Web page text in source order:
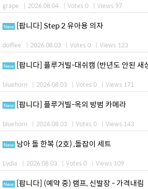
grape | 2026.08.04 | Votes 0 | Views 97
New [팝니다] Step 2 유아용 의자
dolflee | 2026.08.03 | Votes 0 | Views 123
New [팝니다] 플루거빌-대쉬캠 (반년도 안된 새
bluehorn | 2026.08.03 | Votes 0 | Views 171
New [팝니다] 플루거빌-옥외 방범 카메라
bluehorn | 2026.08.03 | Votes 0 | Views 143
New 남아 돌 한복 (2호) ,돌잡이 세트
Lydia | 2026.08.03 | Votes 0 | Views 109
New [팝니다] (예약 중) 램프, 신발장 - 가격내림